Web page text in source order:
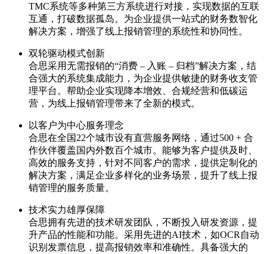
TMC系统等多种第三方系统进行对接，实现数据的互联
互通，打破数据孤岛。为企业提供一站式的财务数智化
解决方案，增强了线上报销管理的系统性和协同性。
双轮驱动模式创新
合思采用无需报销的“消费 – 入账 – 归档”解决方案，结
合强大的系统集成能力，为企业提供敏捷的财务收支管
理平台。帮助企业实现降本增效、合规经营和低碳运
营，为线上报销管理带来了全新的模式。
以客户为中心服务理念
合思在全国22个城市设有直营服务网络，通过500 + 合
作伙伴覆盖国内外数百个城市。能够为客户提供及时、
高效的服务支持，针对不同客户的需求，提供定制化的
解决方案，满足企业多样化的业务场景，提升了线上报
销管理的服务质量。
技术实力雄厚保障
合思拥有先进的技术研发团队，不断投入研发资源，提
升产品的性能和功能。采用先进的AI技术，如OCR自动
识别发票信息，提高报销效率和准确性。具备强大的